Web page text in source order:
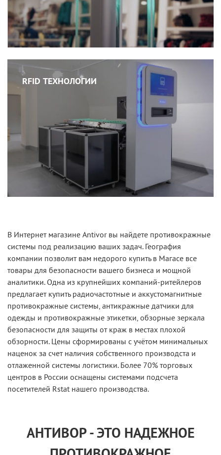
RFID ТЕХНОЛОГИИ
В Интернет магазине Antivor вы найдете противокражные
системы под реализацию ваших задач. География
компании позволит вам недорого купить в Магасе все
товары для безопасности вашего бизнеса и мощной
аналитики. Одна из крупнейших компаний-ритейлеров
предлагает купить радиочастотные и аккустомагнитные
противокражные системы, антикражные датчики для
одежды и противокражные этикетки, обзорные зеркала
безопасности для защиты от краж в местах плохой
обзорности. Цены сформированы с учётом минимальных
наценок за счет наличия собственного производста и
отлаженной системы логистики. Более 70% торговых
центров в России оснащены системами подсчета
посетителей Rstat нашего производства.
АНТИВОР - ЭТО НАДЕЖНОЕ